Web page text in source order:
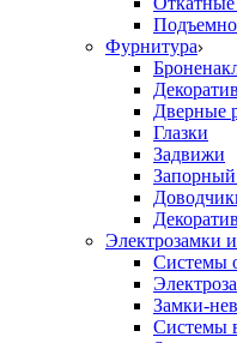
Фурнитура
Дверные
Глазки
Задвижи
Электрозамки
Системы
Замки-
Системы